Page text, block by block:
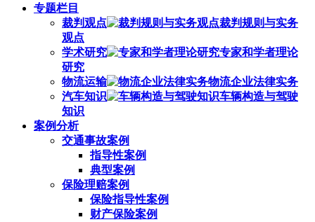
专题栏目
裁判观点
裁判规则与实务
观点
学术研究
专家和学者理论
研究
物流运输
物流企业法律实务
汽车知识
车辆构造与驾驶
知识
案例分析
交通事故案例
指导性案例
典型案例
保险理赔案例
保险指导性案例
财产保险案例